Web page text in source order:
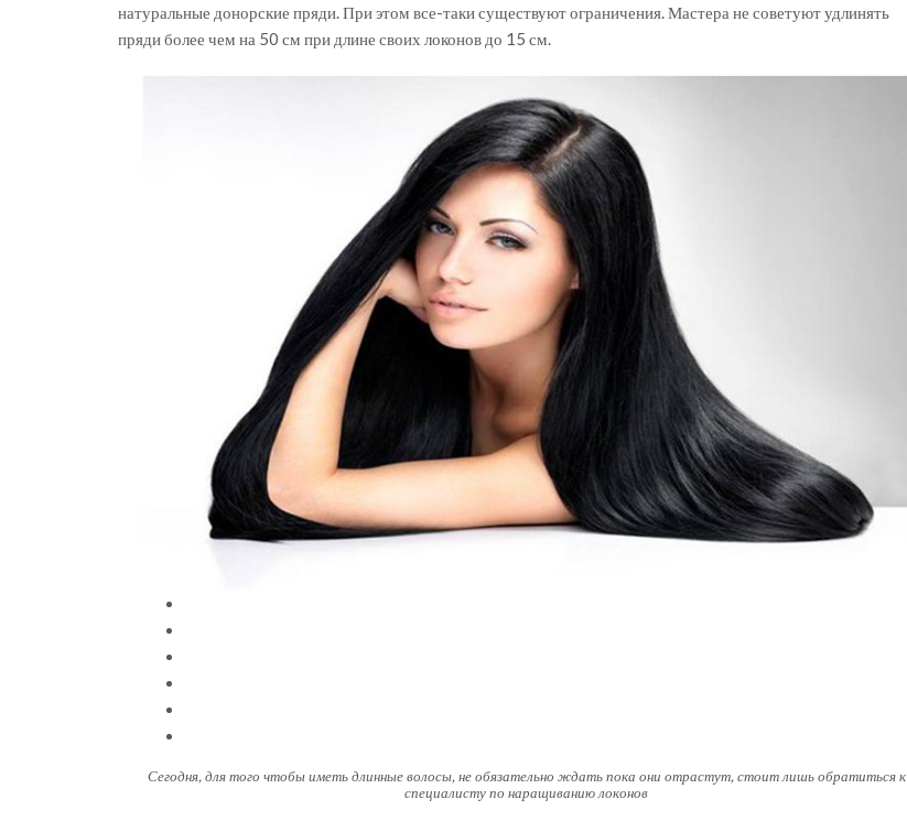
натуральные донорские пряди. При этом все-таки существуют ограничения. Мастера не советуют удлинять
пряди более чем на 50 см при длине своих локонов до 15 см.
Сегодня, для того чтобы иметь длинные волосы, не обязательно ждать пока они отрастут, стоит лишь обратиться к
специалисту по наращиванию локонов